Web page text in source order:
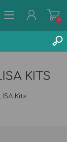
0
KITS
Kits